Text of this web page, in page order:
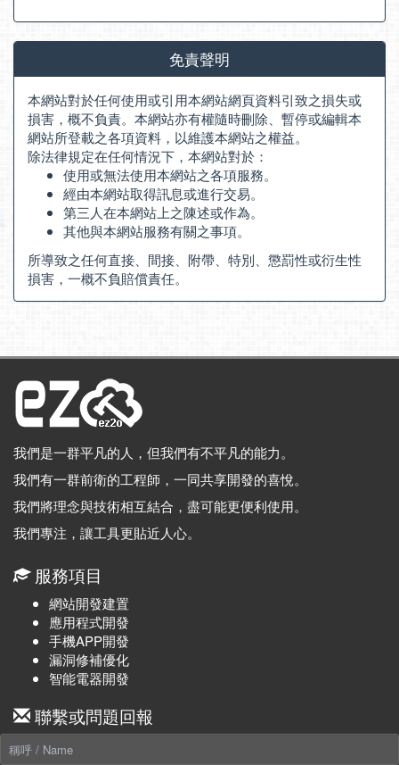
免責聲明
本網站對於任何使用或引用本網站網頁資料引致之損失或
損害，概不負責。本網站亦有權隨時刪除、暫停或編輯本
網站所登載之各項資料，以維護本網站之權益。
除法律規定在任何情況下，本網站對於：
使用或無法使用本網站之各項服務。
經由本網站取得訊息或進行交易。
第三人在本網站上之陳述或作為。
其他與本網站服務有關之事項。
所導致之任何直接、間接、附帶、特別、懲罰性或衍生性
損害，一概不負賠償責任。
我們是一群平凡的人，但我們有不平凡的能力。
我們有一群前衛的工程師，一同共享開發的喜悅。
我們將理念與技術相互結合，盡可能更便利使用。
我們專注，讓工具更貼近人心。
服務項目
網站開發建置
應用程式開發
手機APP開發
漏洞修補優化
智能電器開發
聯繫或問題回報